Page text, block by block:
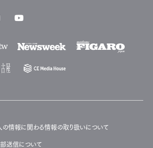
の情報に関わる情報の取り扱いについて
送信について